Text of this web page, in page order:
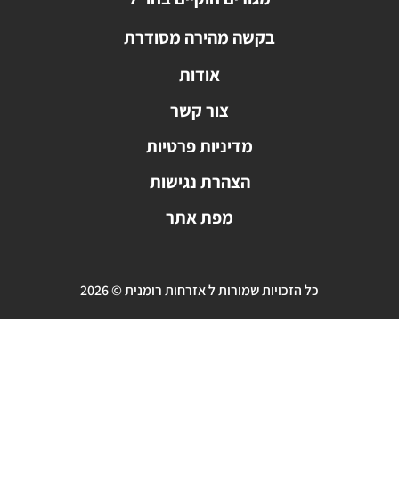
בקשה מהירה מסודרת
אודות
צור קשר
מדיניות פרטיות
הצהרת נגישות
מפת אתר
כל הזכויות שמורות ל אזרחות רומנית © 2026